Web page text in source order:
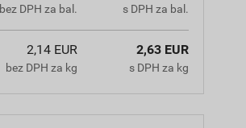
bez DPH za bal. s DPH za bal.
2,14 EUR
bez DPH za kg
2,63 EUR
s DPH za kg